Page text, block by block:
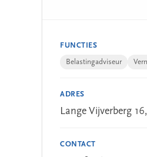
FUNCTIES
Belastingadviseur
ADRES
Lange Vijverberg
CONTACT